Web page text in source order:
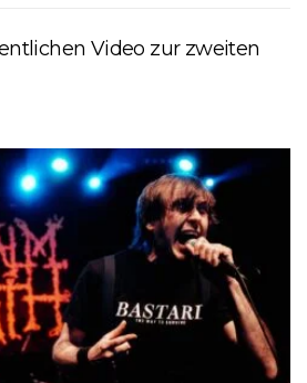
Video zur zweiten